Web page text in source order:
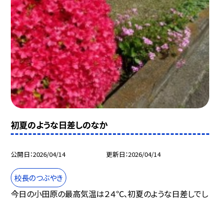
初夏のような日差しのなか
公開日 2026/04/14 更新日 2026/04/14
校長のつぶやき
今日の小田原の最高気温は２４℃、初夏のような日差しでし